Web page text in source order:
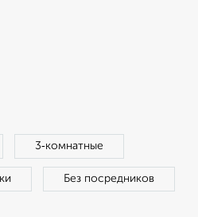
3‑комнатные
Без посредников